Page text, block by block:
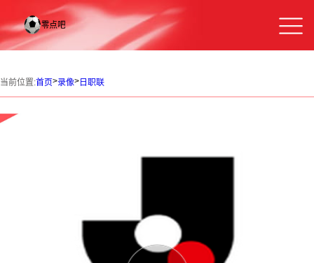
当前位置:首页>录像> 日职联